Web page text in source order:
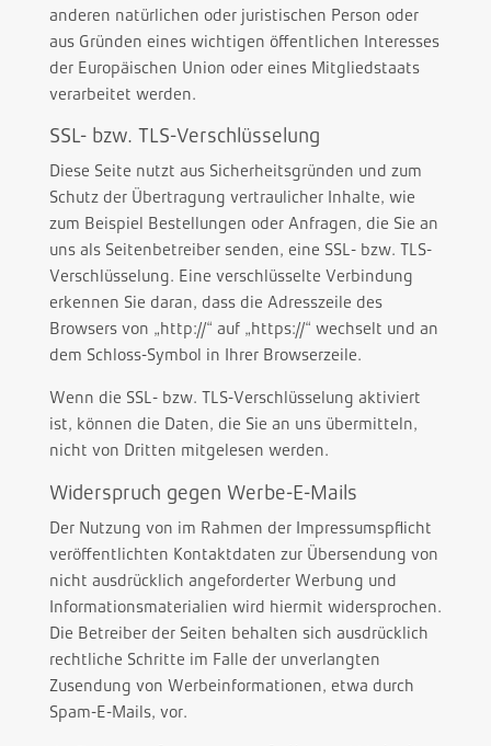
anderen natürlichen oder juristischen Person oder
aus Gründen eines wichtigen öffentlichen Interesses
der Europäischen Union oder eines Mitgliedstaats
verarbeitet werden.
SSL- bzw. TLS-Verschlüsselung
Diese Seite nutzt aus Sicherheitsgründen und zum
Schutz der Übertragung vertraulicher Inhalte, wie
zum Beispiel Bestellungen oder Anfragen, die Sie an
uns als Seitenbetreiber senden, eine SSL- bzw. TLS-
Verschlüsselung. Eine verschlüsselte Verbindung
erkennen Sie daran, dass die Adresszeile des
Browsers von „http://“ auf „https://“ wechselt und an
dem Schloss-Symbol in Ihrer Browserzeile.
Wenn die SSL- bzw. TLS-Verschlüsselung aktiviert
ist, können die Daten, die Sie an uns übermitteln,
nicht von Dritten mitgelesen werden.
Widerspruch gegen Werbe-E-Mails
Der Nutzung von im Rahmen der Impressumspflicht
veröffentlichten Kontaktdaten zur Übersendung von
nicht ausdrücklich angeforderter Werbung und
Informationsmaterialien wird hiermit widersprochen.
Die Betreiber der Seiten behalten sich ausdrücklich
rechtliche Schritte im Falle der unverlangten
Zusendung von Werbeinformationen, etwa durch
Spam-E-Mails, vor.